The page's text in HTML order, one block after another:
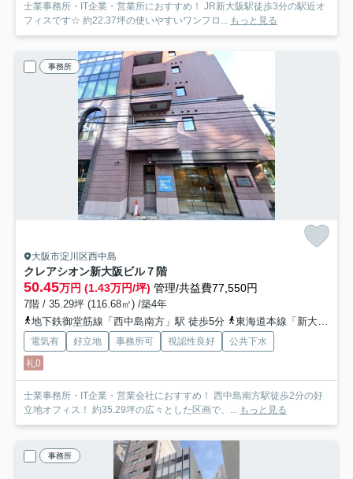
士業事務所・IT企業・営業所におすすめ！ JR新大阪駅徒歩3分の駅近オ
フィスです☆ 約22.37坪の使いやすいワンフロ... もっと見る
事務所
大阪市淀川区西中島
クレアシオン新大阪ビル７階
50.45万円 (1.43万円/坪) 管理/共益費77,550円
7階 / 35.29坪 (116.68㎡) /築4年
地下鉄御堂筋線「西中島南方」駅 徒歩5分
東海道本線「新大阪」駅 徒歩15分
電気有 好立地 事務所可 視認性良好
公共下水
礼0
士業事務所・IT企業・営業会社におすすめ！ 西中島南方駅徒歩2分の好
立地オフィス！ 約35.29坪の広々とした区画で、... もっと見る
事務所